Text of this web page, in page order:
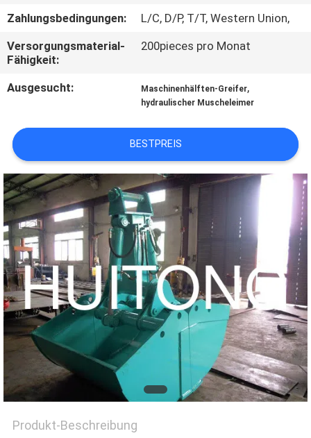
QUALITÄTSKONTROLLE
NEUIGKEITEN
BITTE UM
EIN
ANGEBOT
SEITENVERZEICHNIS
DATENSCHUTZ-
BESTIMMUNGEN
Zahlungsbedingungen:
L/C, D/P, T/T, Western Union,
Versorgungsmaterial-
Fähigkeit:
200pieces pro Monat
Ausgesucht: Maschinenhälften-Greifer,
hydraulischer Muscheleimer
BESTPREIS
Produkt-Beschreibung